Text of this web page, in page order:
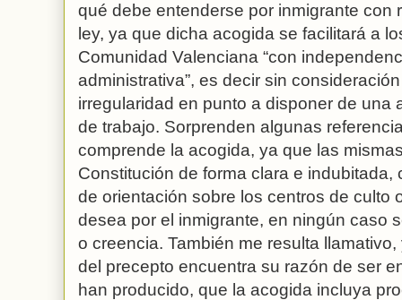
qué debe entenderse por inmigrante con
ley, ya que dicha acogida se facilitará a
Comunidad Valenciana “con
administrativa”, es decir sin
irregularidad en punto a disponer de una
de trabajo. Sorprenden algunas
comprende la acogida, ya que las
Constitución de forma clara e
de orientación sobre los centros de culto
desea por el inmigrante, en ningún caso
o creencia. También me resulta
del precepto encuentra su razón de ser
han producido, que la acogida incluya